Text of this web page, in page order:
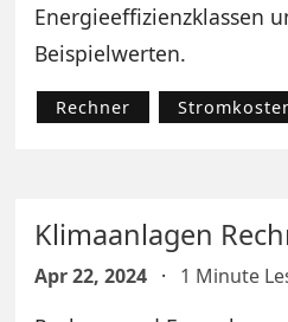
Energieeffizienzklassen
Beispielwerten.
Rechner
Klimaanlagen
Apr 22, 2024 · 1 Minute